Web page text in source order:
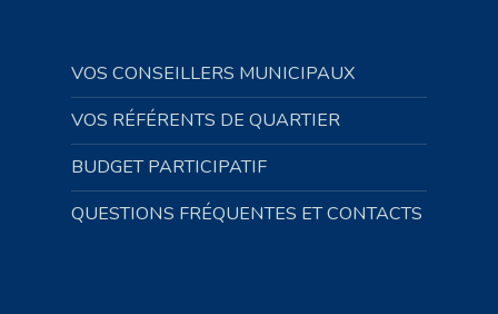
VOS CONSEILLERS MUNICIPAUX
VOS RÉFÉRENTS DE QUARTIER
BUDGET PARTICIPATIF
QUESTIONS FRÉQUENTES ET CONTACTS